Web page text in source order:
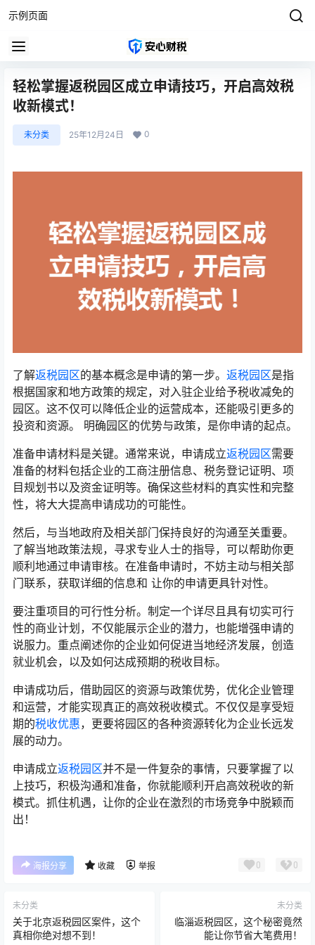
示例页面
轻松掌握返税园区成立申请技巧，开启高效税
收新模式！
未分类 25年12月24日 0
了解返税园区的基本概念是申请的第一步。 返税园区是指
根据国家和地方政策的规定，对入驻企业给予税收减免的
园区。这不仅可以降低企业的运营成本，还能吸引更多的
投资和资源。 明确园区的优势与政策，是你申请的起点。
准备申请材料是关键。通常来说，申请成立返税园区需要
准备的材料包括企业的工商注册信息、税务登记证明、项
目规划书以及资金证明等。确保这些材料的真实性和完整
性，将大大提高申请成功的可能性。
然后，与当地政府及相关部门保持良好的沟通至关重要。
了解当地政策法规，寻求专业人士的指导，可以帮助你更
顺利地通过申请审核。在准备申请时，不妨主动与相关部
门联系，获取详细的信息和 让你的申请更具针对性。
要注重项目的可行性分析。制定一个详尽且具有切实可行
性的商业计划，不仅能展示企业的潜力，也能增强申请的
说服力。重点阐述你的企业如何促进当地经济发展，创造
就业机会，以及如何达成预期的税收目标。
申请成功后，借助园区的资源与政策优势，优化企业管理
和运营，才能实现真正的高效税收模式。不仅仅是享受短
期的税收优惠，更要将园区的各种资源转化为企业长远发
展的动力。
申请成立返税园区并不是一件复杂的事情，只要掌握了以
上技巧，积极沟通和准备，你就能顺利开启高效税收的新
模式。抓住机遇，让你的企业在激烈的市场竞争中脱颖而
出！
海报分享 收藏 举报 0 0
未分类
关于北京返税园区案件，这个
真相你绝对想不到！
未分类
临淄返税园区，这个秘密竟然
能让你节省大笔费用！